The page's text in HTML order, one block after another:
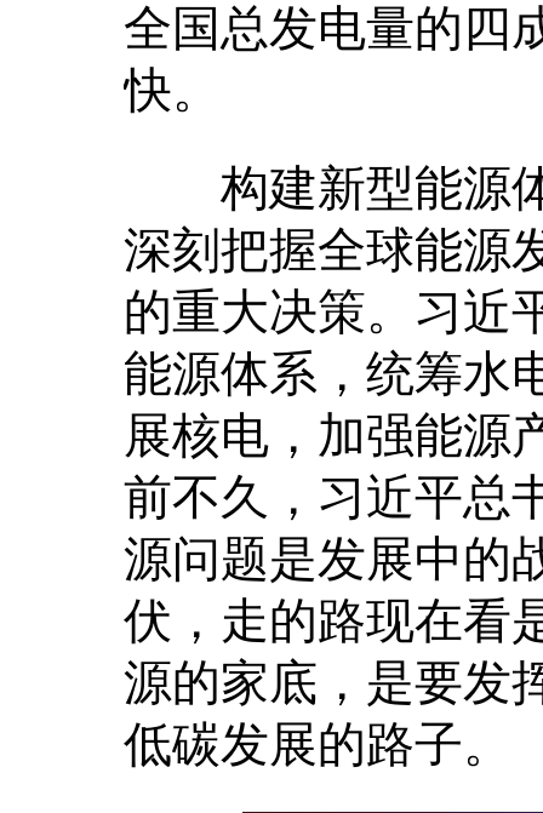
全国总发电量的四
快。
构建新型能源体
深刻把握全球能源
的重大决策。习近
能源体系，统筹水
展核电，加强能源
前不久，习近平总
源问题是发展中的
伏，走的路现在看
源的家底，是要发
低碳发展的路子。